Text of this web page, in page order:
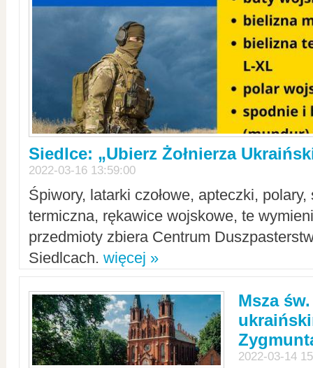
Siedlce: „Ubierz Żołnierza
2022-03-16 13:59:00
Śpiwory, latarki czołowe, apteczki,
termiczna, rękawice wojskowe, te
przedmioty zbiera Centrum
Siedlcach. więcej »
Msza
2022-03-14